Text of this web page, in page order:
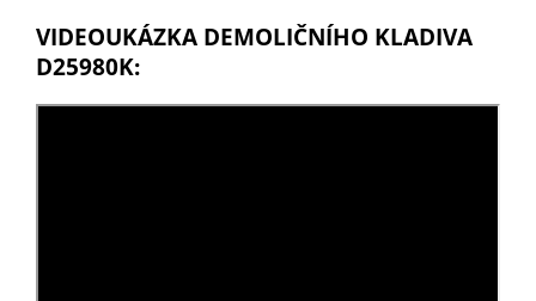
VIDEOUKÁZKA DEMOLIČNÍHO KLADIVA
D25980K: